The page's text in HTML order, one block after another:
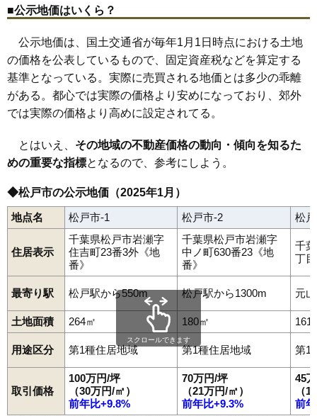
■公示地価はいくら？
公示地価は、国土交通省が毎年1月1日時点における土地
の価格を公表しているもので、固定資産税などを算定する
基準となっている。実際に売買される地価とは多少の乖離
がある。都心では実際の価格より安めになっており、郊外
では実際の価格より高めに設定されてる。
とはいえ、 その地域の不動産価格の動向・傾向を知るた
めの重要な指標となるので、参考にしよう。
◆松戸市の公示地価（2025年1月）
地点名 松戸市-1 松戸市-2 松
住居表示
千葉県松戸市岩瀬字
住吉町23番3外《地
番》
千葉県松戸市岩瀬字
中ノ町630番23《地
番》
千
丁
最寄り駅 松戸駅から550m 松戸駅から1300m 元
土地面積 264㎡ 180㎡ 161
用途区分 第1種住居地域 第1種住居地域 第1
取引価格
100万円/坪
（30万円/㎡）
前年比+9.8%
70万円/坪
（21万円/㎡）
前年比+9.3%
45
（
前
スクロールできます